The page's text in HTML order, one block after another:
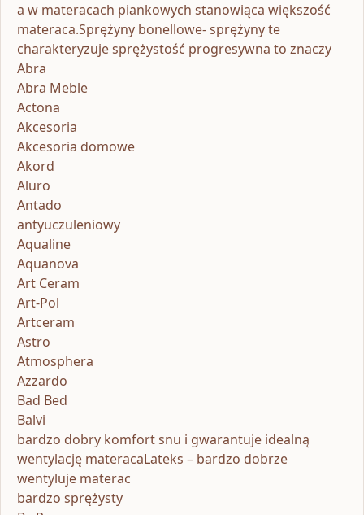
a w materacach piankowych stanowiąca większość
materaca.Sprężyny bonellowe- sprężyny te
charakteryzuje sprężystość progresywna to znaczy
Abra
Abra Meble
Actona
Akcesoria
Akcesoria domowe
Akord
Aluro
Antado
antyuczuleniowy
Aqualine
Aquanova
Art Ceram
Art-Pol
Artceram
Astro
Atmosphera
Azzardo
Bad Bed
Balvi
bardzo dobry komfort snu i gwarantuje idealną
wentylację materacaLateks – bardzo dobrze
wentyluje materac
bardzo sprężysty